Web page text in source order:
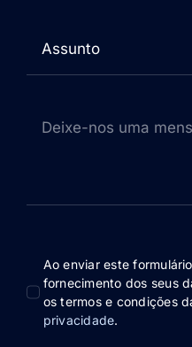
Ao enviar este
fornecimento dos seus
os termos e condições
privacidade.